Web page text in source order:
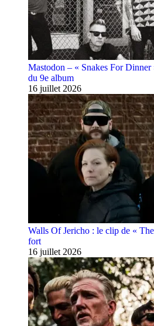
Mastodon – « Snakes For
du 9e album
16 juillet 2026
Walls Of Jericho : le clip de «
fort
16 juillet 2026